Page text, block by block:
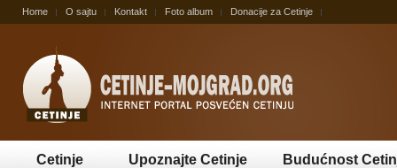
Home O sajtu Kontakt Foto album Donacije za Cetinje
Cetinje Upoznajte Cetinje Budućnost